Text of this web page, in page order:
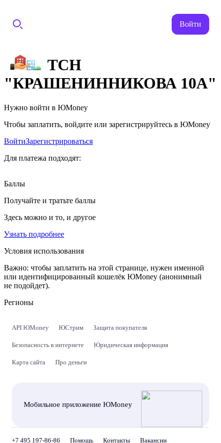
Войти
ТСН
"КРАШЕНИННИКОВА 10А"
Нужно войти в ЮMoney
Чтобы заплатить, войдите или зарегистрируйтесь в ЮMoney
ВойтиЗарегистрироваться
Для платежа подходят:
Баллы
Получайте и тратьте баллы
Здесь можно и то, и другое
Узнать подробнее
Условия использования
Важно: чтобы заплатить на этой странице, нужен именной
или идентифицированный кошелёк ЮMoney (анонимный
не подойдет).
Регионы
API ЮMoney ЮСтрим Защита покупателя
Безопасность в интернете Юридическая информация
Карта сайта Про деньги
Мобильное приложение ЮMoney
+7 495 197-86-86 Помощь Контакты Вакансии